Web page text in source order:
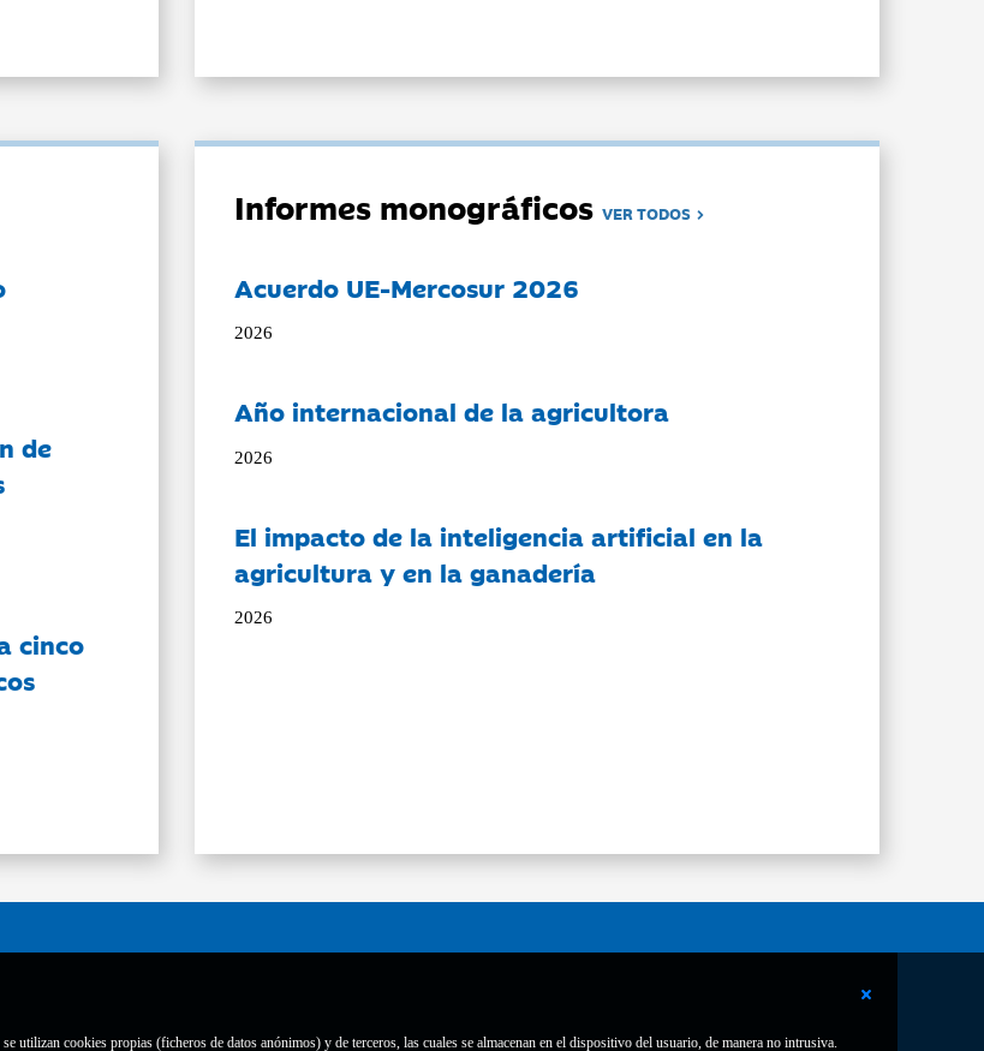
utilizan cookies propias (ficheros de datos anónimos) y de terceros, las cuales se almacenan en el dispositivo del usuario, de manera no intrusiva.
de
cinco
Informes monográficosVER TODOS
Acuerdo UE-Mercosur 2026
2026
Año internacional de la agricultora
2026
El impacto de la inteligencia artificial en la
agricultura y en la ganadería
2026